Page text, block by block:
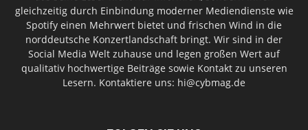
gleichzeitig durch Einbindung moderner Mediendienste wie
Spotify einen Mehrwert bietet und frischen Wind in die
norddeutsche Konzertlandschaft bringt. Wir sind in der
Social Media Welt zuhause und legen großen Wert auf
qualitativ hochwertige Beiträge sowie Kontakt zu unseren
Lesern. Kontaktiere uns: hi@cybmag.de